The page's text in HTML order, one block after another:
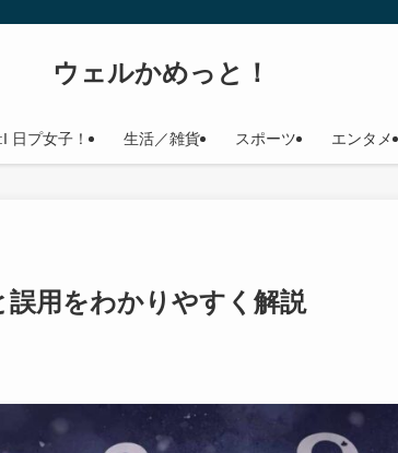
ウェルかめっと！
日プ女子！ 生活／雑貨 スポーツ エンタメ
用をわかりやすく解説